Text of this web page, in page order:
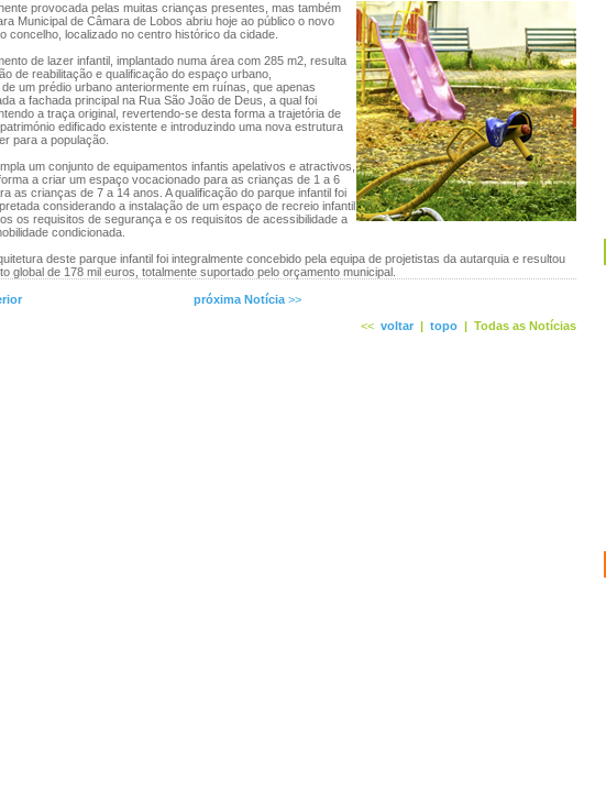
provocada pelas muitas crianças presentes, mas também
Municipal de Câmara de Lobos abriu hoje ao público o novo
concelho, localizado no centro histórico da cidade.
de lazer infantil, implantado numa área com 285 m2, resulta
de reabilitação e qualificação do espaço urbano,
um prédio urbano anteriormente em ruínas, que apenas
a fachada principal na Rua São João de Deus, a qual foi
a traça original, revertendo-se desta forma a trajetória de
edificado existente e introduzindo uma nova estrutura
para a população.
um conjunto de equipamentos infantis apelativos e atractivos,
a criar um espaço vocacionado para as crianças de 1 a 6
as crianças de 7 a 14 anos. A qualificação do parque infantil foi
considerando a instalação de um espaço de recreio infantil
os requisitos de segurança e os requisitos de acessibilidade a
condicionada.
deste parque infantil foi integralmente concebido pela equipa de projetistas da autarquia e resultou
global de 178 mil euros, totalmente suportado pelo orçamento municipal.
próxima Notícia >>
<< voltar | topo | Todas as Notícias